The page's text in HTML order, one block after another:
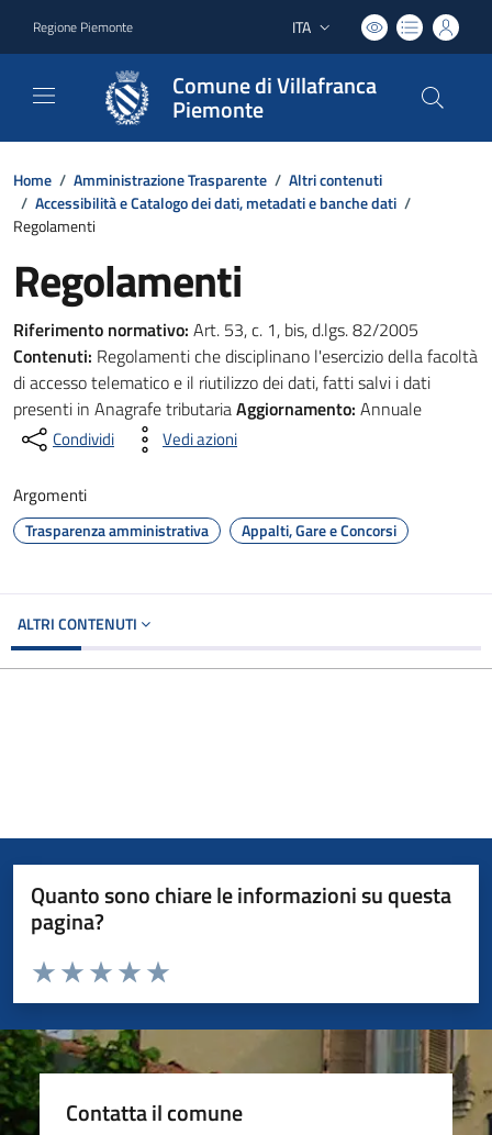
Regione Piemonte Lingua attiva:
ITA
Comune di Villafranca
Piemonte
Home / Amministrazione Trasparente / Altri contenuti
/ Accessibilità e Catalogo dei dati, metadati e banche dati /
Regolamenti
Regolamenti
Riferimento normativo: Art. 53, c. 1, bis, d.lgs. 82/2005
Contenuti: Regolamenti che disciplinano l'esercizio della facoltà
di accesso telematico e il riutilizzo dei dati, fatti salvi i dati
presenti in Anagrafe tributariaAggiornamento: Annuale
Condividi Vedi azioni
Argomenti
Trasparenza amministrativa Appalti, Gare e Concorsi
ALTRI CONTENUTI
Quanto sono chiare le informazioni su questa
pagina?
Valuta da 1 a 5 stelle la pagina
Valuta 5 stelle su 5
Valuta 4 stelle su 5
Valuta 3 stelle su 5
Valuta 2 stelle su 5
Valuta 1 stelle su 5
Contatta il comune